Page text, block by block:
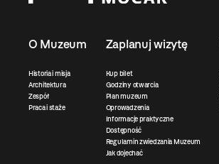
O Muzeum
Historia i misja
Architektura
Zespół
Praca i staże
Zaplanuj wizytę
Kup bilet
Godziny otwarcia
Plan muzeum
Oprowadzenia
Informacje praktyczne
Dostępność
Regulamin zwiedzania Muzeum
Jak dojechać